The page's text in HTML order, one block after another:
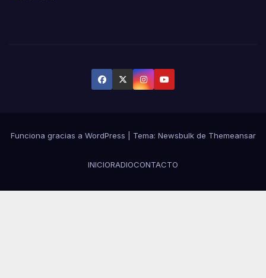
Funciona gracias a WordPress Tema: Newsbulkde Themeansar
INICIORADIOCONTACTO